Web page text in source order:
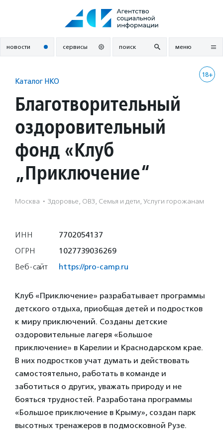
новости сервисы поиск меню
18+
Каталог НКО
Благотворительный
оздоровительный
фонд «Клуб
„Приключение“
Москва · Здоровье, ОВЗ, Семья и дети, Услуги горожанам
ИНН
7702054137
ОГРН
1027739036269
Веб-сайт
https://pro-camp.ru
Клуб «Приключение» разрабатывает программы
детского отдыха, приобщая детей и подростков
к миру приключений. Созданы детские
оздоровительные лагеря «Большое
приключение» в Карелии и Краснодарском крае.
В них подростков учат думать и действовать
самостоятельно, работать в команде и
заботиться о других, уважать природу и не
бояться трудностей. Разработана программы
«Большое приключение в Крыму», создан парк
высотных тренажеров в подмосковной Рузе.